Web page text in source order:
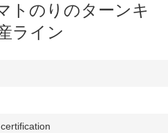
トのりのターンキ
ライン